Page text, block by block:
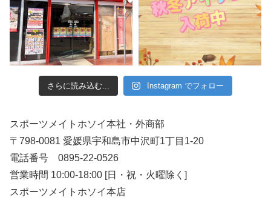
さらに読み込む... Instagram でフォロー
スポーツメイトホソイ本社・外商部
〒798-0081 愛媛県宇和島市中沢町1丁目1-20
電話番号 0895-22-0526
営業時間 10:00-18:00 [日・祝・火曜除く]
スポーツメイトホソイ本店